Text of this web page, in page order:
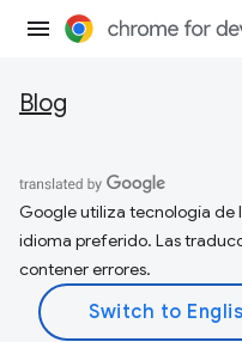
Blog
Google utiliza tecnología de
idioma preferido. Las
contener errores.